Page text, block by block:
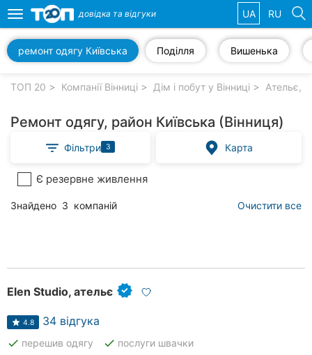
компанії
Приватні
клініки
Автошколи
Ресторани
Toggle
navigation
довідка та відгуки UA RU
Поділля Вишенька
ремонт одягу Київська
ТОП 20 Компанії Вінниці Дім і побут у Вінниці Ательє,
Ремонт одягу, район Київська (Вінниця)
Фільтри 3 Карта
Є резервне живлення
Знайдено 3 компаній Очистити все
Elen Studio, ательє
4.8 34 відгука
done перешив одягу done послуги швачки